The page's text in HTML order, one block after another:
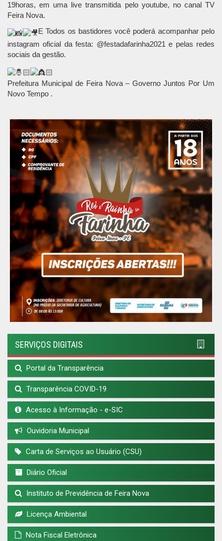
19horas, em uma live transmitida pelo youtube, no canal TV
Feira Nova.
E Todos os bastidores você poderá acompanhar pelo
instagram oficial da festa: @festadafarinha2021 e pelas redes
sociais da gestão.
Prefeitura Municipal de Feira Nova – Governo Juntos Por Um
Novo Tempo .
SERVIÇOS DIGITAIS
Portal da Transparência
Transparência COVID-19
Acesso à Informação - e-SIC
Ouvidoria Municipal
Carta de Serviços ao Usuário (CSU)
Diário Oficial
Instituto de Previdência de Feira Nova
Licença Ambiental
Nota Fiscal Eletrônica